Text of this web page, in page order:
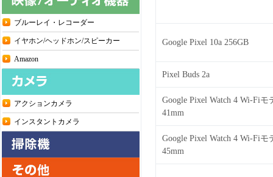
ブルーレイ・レコーダー
イヤホン/ヘッドホン/スピーカー
Amazon
アクションカメラ
インスタントカメラ
Google Pixel 10a 256GB
Pixel Buds 2a
Google Pixel Watch 4 Wi-Fiモ
41mm
Google Pixel Watch 4 Wi-Fiモ
45mm